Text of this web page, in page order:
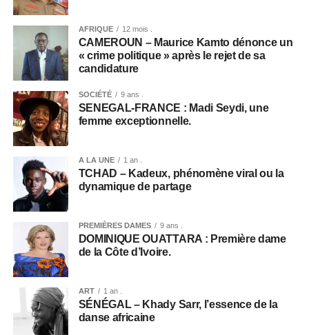
AFRIQUE 12 mois .
CAMEROUN – Maurice Kamto dénonce un
« crime politique » après le rejet de sa
candidature
SOCIÉTÉ 9 ans .
SENEGAL-FRANCE : Madi Seydi, une
femme exceptionnelle.
A LA UNE 1 an .
TCHAD – Kadeux, phénomène viral ou la
dynamique de partage
PREMIÈRES DAMES 9 ans .
DOMINIQUE OUATTARA : Première dame
de la Côte d’Ivoire.
ART 1 an .
SÉNÉGAL – Khady Sarr, l’essence de la
danse africaine